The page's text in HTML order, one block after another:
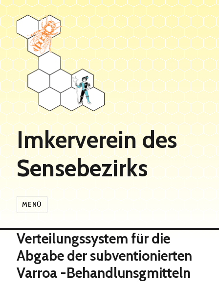
Imkerverein des
Sensebezirks
MENÜ
Verteilungssystem für die
Abgabe der subventionierten
Varroa -Behandlunsgmitteln